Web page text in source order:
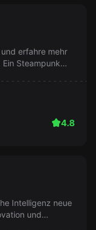
erfahre mehr
Steampunk
4.8
Intelligenz neue
und